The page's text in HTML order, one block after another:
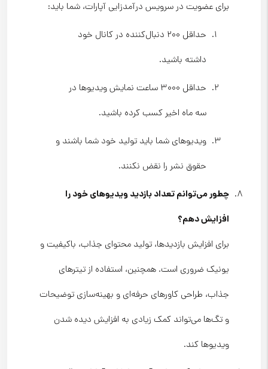
برای عضویت در سرویس درآمدزایی آپارات، شما باید:
حداقل ۲۰۰ دنبال‌کننده در کانال خود
داشته باشید.
حداقل ۳۰۰۰ ساعت نمایش ویدیوها در
سه ماه اخیر کسب کرده باشید.
ویدیوهای شما باید تولید خود شما باشند و
حقوق نشر را نقض نکنند.
چطور می‌توانم تعداد بازدید ویدیوهای خود را
افزایش دهم؟
برای افزایش بازدیدها، تولید محتوای جذاب، باکیفیت و
یونیک ضروری است. همچنین، استفاده از تیترهای
جذاب، طراحی کاورهای حرفه‌ای و بهینه‌سازی توضیحات
و تگ‌ها می‌تواند کمک زیادی به افزایش دیده شدن
ویدیوها کند.